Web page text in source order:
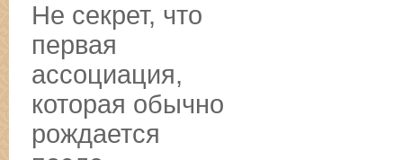
Не секрет, что
первая
ассоциация,
которая обычно
рождается